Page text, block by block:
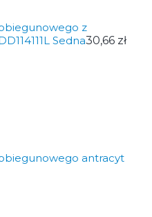
z
Sedna30,66 zł
antracyt